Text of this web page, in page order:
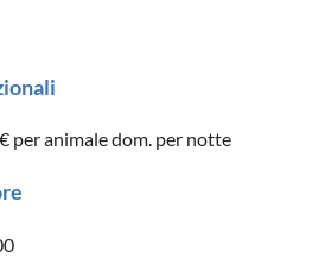
per animale dom. per notte